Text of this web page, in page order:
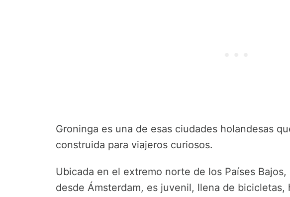
Groninga es una de esas ciudades holandesas
construida para viajeros curiosos.
Ubicada en el extremo norte de los Países
desde Ámsterdam, es juvenil, llena de bicicletas,